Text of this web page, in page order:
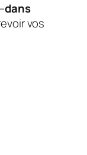
–dans
vos